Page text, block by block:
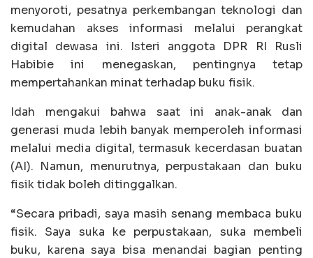
menyoroti, pesatnya perkembangan teknologi dan
kemudahan akses informasi melalui perangkat
digital dewasa ini. Isteri anggota DPR RI Rusli
Habibie ini menegaskan, pentingnya tetap
mempertahankan minat terhadap buku fisik.
Idah mengakui bahwa saat ini anak-anak dan
generasi muda lebih banyak memperoleh informasi
melalui media digital, termasuk kecerdasan buatan
(AI). Namun, menurutnya, perpustakaan dan buku
fisik tidak boleh ditinggalkan.
“Secara pribadi, saya masih senang membaca buku
fisik. Saya suka ke perpustakaan, suka membeli
buku, karena saya bisa menandai bagian penting